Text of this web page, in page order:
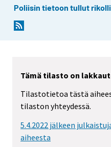
Poliisin tietoon tullut
Tämä tilasto on
Tilastotietoa tästä
tilaston yhteydessä.
5.4.2022 jälkeen
aiheesta